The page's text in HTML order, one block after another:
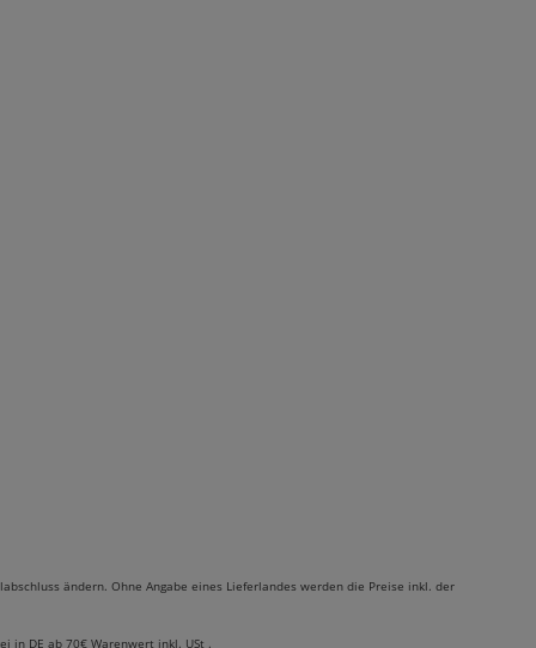
ändern. Ohne Angabe eines Lieferlandes werden die Preise inkl. der
in DE ab 70€ Warenwert inkl. USt .